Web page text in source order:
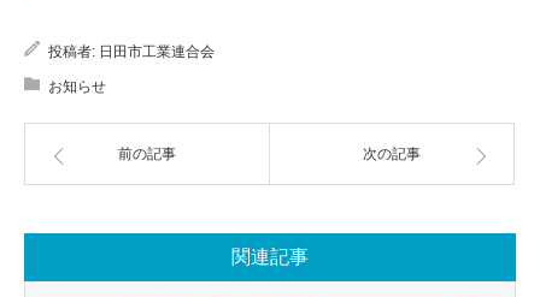
投稿者: 日田市工業連合会
お知らせ
前の記事 次の記事
関連記事